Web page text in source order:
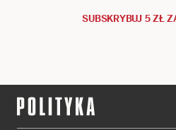
SUBSKRYBUJ 5 ZŁ